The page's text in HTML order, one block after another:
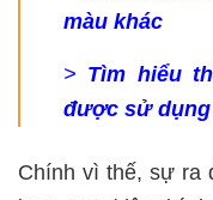
màu khác
> Tìm hiểu
được sử
Chính vì thế, sự ra